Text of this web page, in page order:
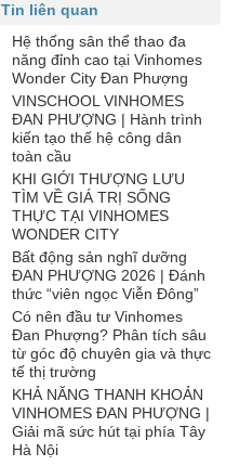
Tin liên quan
Hệ thống sân thể thao đa
năng đỉnh cao tại Vinhomes
Wonder City Đan Phượng
VINSCHOOL VINHOMES
ĐAN PHƯỢNG | Hành trình
kiến tạo thế hệ công dân
toàn cầu
KHI GIỚI THƯỢNG LƯU
TÌM VỀ GIÁ TRỊ SỐNG
THỰC TẠI VINHOMES
WONDER CITY
Bất động sản nghĩ dưỡng
ĐAN PHƯỢNG 2026 | Đánh
thức “viên ngọc Viễn Đông”
Có nên đầu tư Vinhomes
Đan Phượng? Phân tích sâu
từ góc độ chuyên gia và thực
tế thị trường
KHẢ NĂNG THANH KHOẢN
VINHOMES ĐAN PHƯỢNG |
Giải mã sức hút tại phía Tây
Hà Nội